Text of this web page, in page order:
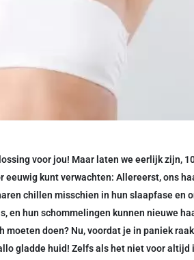
voor jou! Maar laten we eerlijk zijn,
kunt verwachten: Allereerst, ons
chillen misschien in hun slaapfase en
en hun schommelingen kunnen nieuwe
doen? Nu, voordat je in paniek
gladde huid! Zelfs als het niet voor